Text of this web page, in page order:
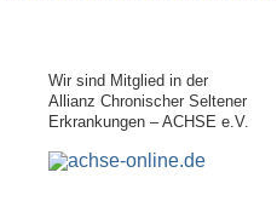
Wir sind Mitglied in der
Allianz Chronischer Seltener
Erkrankungen – ACHSE e.V.